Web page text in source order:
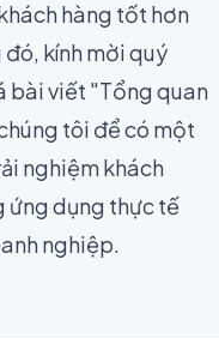
hàng tốt hơn
kính mời quý
bài viết "Tổng quan
tôi để có một
nghiệm khách
ứng dụng thực tế
nghiệp.